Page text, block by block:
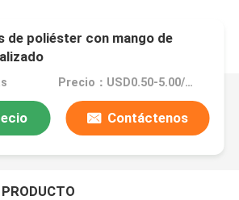
de poliéster con mango de
Precio：USD0.50-5.00/Pc
Contáctenos